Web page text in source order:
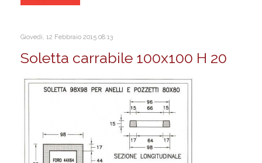
Giovedì, 12 Febbraio 2015 08:13
Soletta carrabile 100x100 H 20